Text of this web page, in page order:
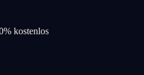
kostenlos